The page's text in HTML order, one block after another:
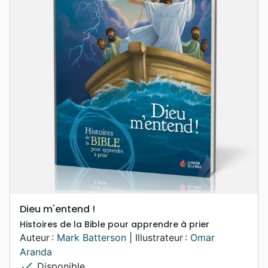
Dieu m'entend !
Histoires de la Bible pour apprendre à prier
Auteur : Mark Batterson | Illustrateur : Omar
Aranda